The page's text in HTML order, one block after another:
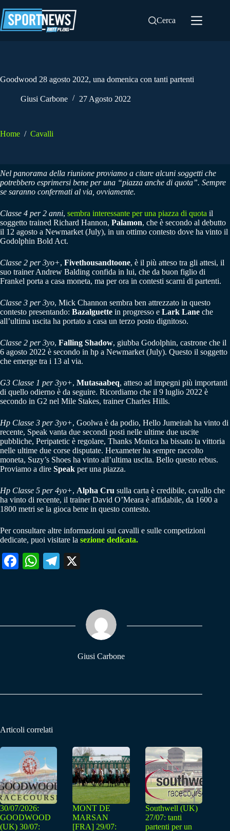
al
contenuto
Cerca
Goodwood 28 agosto 2022, una domenica con tanti partenti
Giusi Carbone 27 Agosto 2022
Home / Cavalli
Nel panorama della riunione proviamo a citare alcuni soggetti che
potrebbero esprimersi bene per una “piazza anche di quota”. Sempre
se saranno confermati al via, ovviamente.
Classe 4 per 2 anni, sembra interessante per una piazza di quota il
soggetto trained Richard Hannon, Palamon, che è secondo al debutto
il 12 agosto a Newmarket (July), in un ottimo contesto dove ha vinto il
Godolphin Bold Act.
Classe 2 per 3yo+, Fivethousandtoone, è il più atteso tra gli attesi, il
suo trainer Andrew Balding confida in lui, che da buon figlio di
Frankel porta a casa moneta, ma per ora in contesti scarni di partenti.
Classe 3 per 3yo, Mick Channon sembra ben attrezzato in questo
contesto presentando: Bazalguette in progresso e Lark Lane che
all’ultima uscita ha portato a casa un terzo posto dignitoso.
Classe 2 per 3yo, Falling Shadow, giubba Godolphin, castrone che il
6 agosto 2022 è secondo in hp a Newmarket (July). Questo il soggetto
che emerge tra i 13 al via.
G3 Classe 1 per 3yo+, Mutasaabeq, atteso ad impegni più importanti
di quello odierno è da seguire. Ricordiamo che il 9 luglio 2022 è
secondo in G2 nel Mile Stakes, trainer Charles Hills.
Hp Classe 3 per 3yo+, Goolwa è da podio, Hello Jumeirah ha vinto di
recente, Speak vanta due secondi posti nelle ultime due uscite
pubbliche, Peripatetic è regolare, Thanks Monica ha bissato la vittoria
nelle ultime due corse disputate. Hexameter ha sempre raccolto
moneta, Suzy’s Shoes ha vinto all’ultima uscita. Bello questo rebus.
Proviamo a dire Speak per una piazza.
Hp Classe 5 per 4yo+, Alpha Cru sulla carta è credibile, cavallo che
ha vinto di recente, il trainer David O’Meara è affidabile, da 1600 a
1800 metri se la gioca bene in questo contesto.
Per consultare altre informazioni sui cavalli e sulle competizioni
dedicate, puoi visitare la sezione dedicata.
Fa W
pp
Te
m
Giusi Carbone
Articoli correlati
30/07/2026:
GOODWOOD
(UK) 30/07:
MONT DE
MARSAN
[FRA] 29/07:
Southwell (UK)
27/07: tanti
partenti per un